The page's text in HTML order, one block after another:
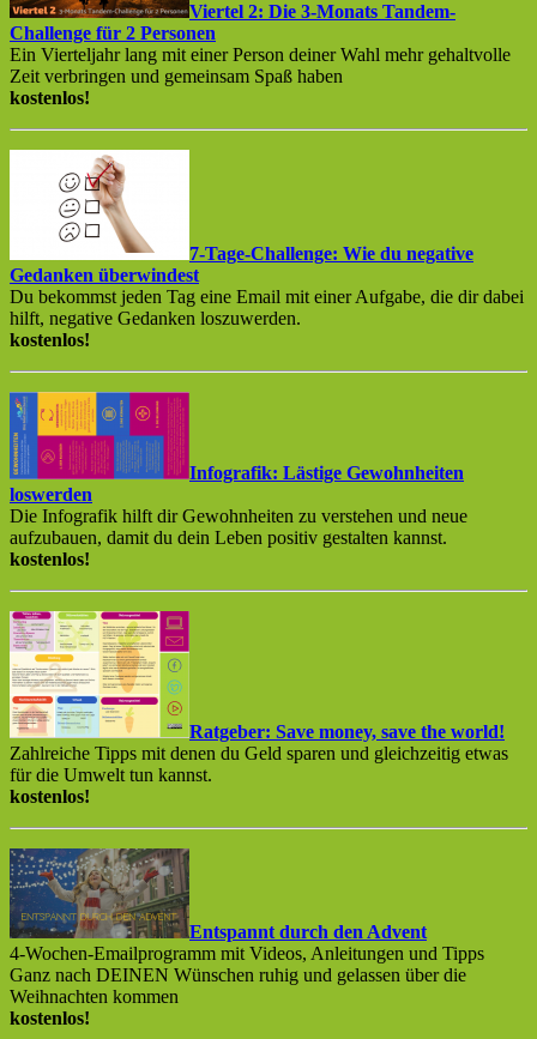
Viertel 2: Die 3-Monats Tandem-
Challenge für 2 Personen
Ein Vierteljahr lang mit einer Person deiner Wahl mehr gehaltvolle
Zeit verbringen und gemeinsam Spaß haben
kostenlos!
7-Tage-Challenge: Wie du negative
Gedanken überwindest
Du bekommst jeden Tag eine Email mit einer Aufgabe, die dir dabei
hilft, negative Gedanken loszuwerden.
kostenlos!
Infografik: Lästige Gewohnheiten
loswerden
Die Infografik hilft dir Gewohnheiten zu verstehen und neue
aufzubauen, damit du dein Leben positiv gestalten kannst.
kostenlos!
Ratgeber: Save money, save the world!
Zahlreiche Tipps mit denen du Geld sparen und gleichzeitig etwas
für die Umwelt tun kannst.
kostenlos!
Entspannt durch den Advent
4-Wochen-Emailprogramm mit Videos, Anleitungen und Tipps
Ganz nach DEINEN Wünschen ruhig und gelassen über die
Weihnachten kommen
kostenlos!